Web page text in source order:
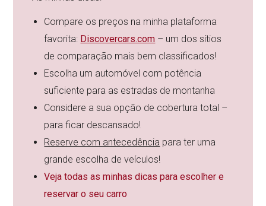
Compare os preços na minha plataforma
favorita: Discovercars.com – um dos sítios
de comparação mais bem classificados!
Escolha um automóvel com potência
suficiente para as estradas de montanha
Considere a sua opção de cobertura total –
para ficar descansado!
Reserve com antecedência para ter uma
grande escolha de veículos!
Veja todas as minhas dicas para escolher e
reservar o seu carro